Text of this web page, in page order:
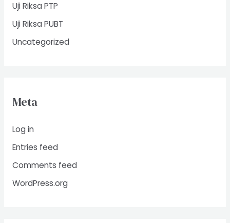
Uji Riksa PTP
Uji Riksa PUBT
Uncategorized
Meta
Log in
Entries feed
Comments feed
WordPress.org